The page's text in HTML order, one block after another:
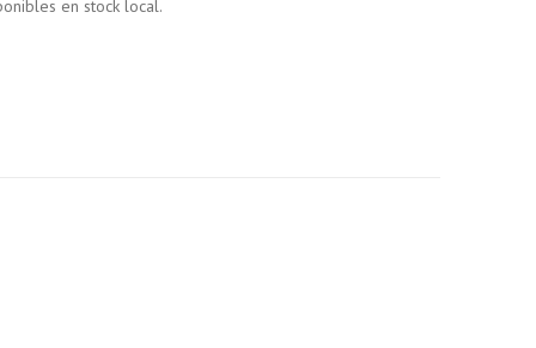
en stock local.